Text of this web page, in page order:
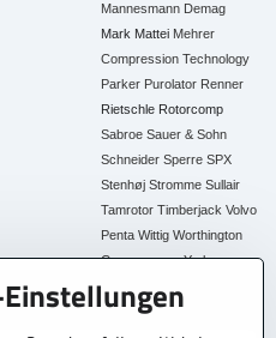
Mannesmann Demag
Mark Mattei Mehrer
Compression Technology
Parker Purolator Renner
Rietschle Rotorcomp
Sabroe Sauer & Sohn
Schneider Sperre SPX
Stenhøj Stromme Sullair
Tamrotor Timberjack Volvo
Penta Wittig Worthington
Creyssensac York
Alle Ersatzteile